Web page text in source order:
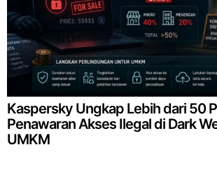
Kaspersky Ungkap Lebih dari 50
Penawaran Akses Ilegal di Dark
UMKM